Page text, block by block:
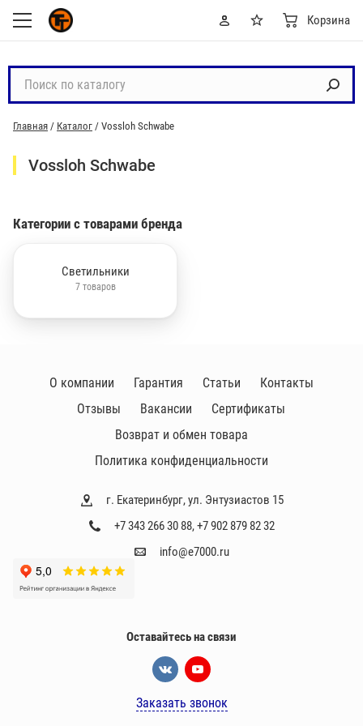
Корзина
с
к
п
а
Главная / Каталог / Vossloh Schwabe
Vossloh Schwabe
Категории с товарами бренда
Светильники
7 товаров
г. Екатеринбург, ул. Энтузиастов 15
+7 343 266 30 88,+7 902 879 82 32
info@e7000.ru
О компании Гарантия Статьи
Контакты
Отзывы
Вакансии
Сертификаты
Возврат и обмен товара
Политика конфиденциальности
Оставайтесь на связи
Заказать звонок